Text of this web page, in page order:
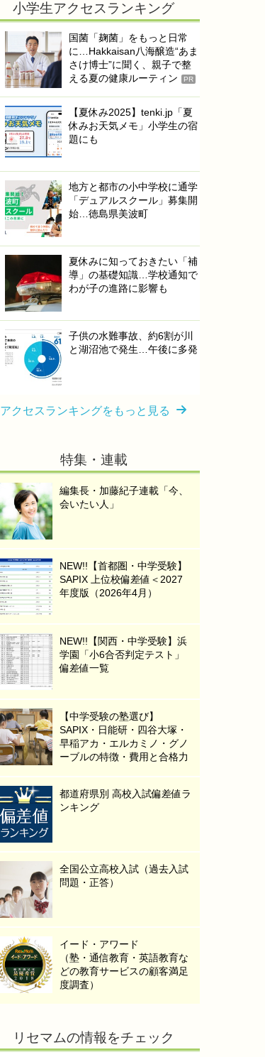
小学生アクセスランキング
国菌「麹菌」をもっと日常
に…Hakkaisan八海醸造“あま
さけ博士”に聞く、親子で整
える夏の健康ルーティン
PR
【夏休み2025】tenki.jp「夏
休みお天気メモ」小学生の宿
題にも
地方と都市の小中学校に通学
「デュアルスクール」募集開
始…徳島県美波町
夏休みに知っておきたい「補
導」の基礎知識…学校通知で
わが子の進路に影響も
子供の水難事故、約6割が川
と湖沼池で発生…午後に多発
アクセスランキングをもっと見る
特集・連載
編集長・加藤紀子連載「今、
会いたい人」
NEW!!【首都圏・中学受験】
SAPIX 上位校偏差値＜2027
年度版（2026年4月）
NEW!!【関西・中学受験】浜
学園「小6合否判定テスト」
偏差値一覧
【中学受験の塾選び】
SAPIX・日能研・四谷大塚・
早稲アカ・エルカミノ・グノ
ーブルの特徴・費用と合格力
都道府県別 高校入試偏差値ラ
ンキング
全国公立高校入試（過去入試
問題・正答）
イード・アワード
（塾・通信教育・英語教育な
どの教育サービスの顧客満足
度調査）
リセマムの情報をチェック